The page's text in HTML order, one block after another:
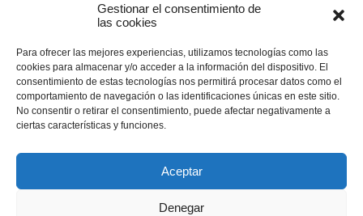
Gestionar el consentimiento de
las cookies
Para ofrecer las mejores experiencias, utilizamos tecnologías como las
cookies para almacenar y/o acceder a la información del dispositivo. El
consentimiento de estas tecnologías nos permitirá procesar datos como el
comportamiento de navegación o las identificaciones únicas en este sitio.
No consentir o retirar el consentimiento, puede afectar negativamente a
ciertas características y funciones.
Aceptar
Denegar
En caso de que usted tenga cualquier duda acerca de este
Aviso Legal o quiera realizar cualquier comentario sobre el
Sitio Web, puede enviar un mensaje de correo electrónico a
Copyright ©2023 Amas Munduate San Sebastián, Donostia.